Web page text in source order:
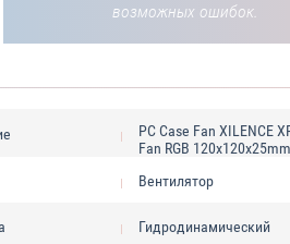
возможных ошибок.
PC Case Fan XILENCE
Fan RGB
Вентилятор
Гидродинамический